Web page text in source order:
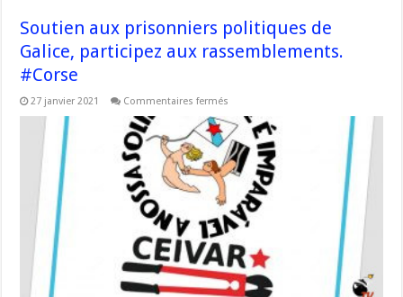
Soutien aux prisonniers politiques de
Galice, participez aux rassemblements.
#Corse
27 janvier 2021 Commentaires fermés
aux
prisonniers
politiques
de
Galice,
participez
aux
rassemblements.
#Corse